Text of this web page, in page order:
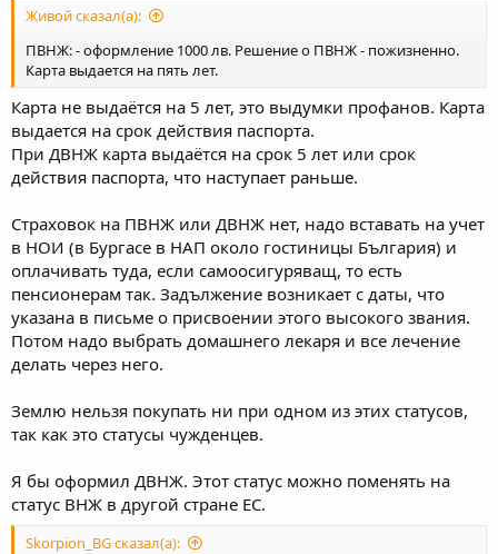
Живой сказал(а):
ПВНЖ: - оформление 1000 лв. Решение о ПВНЖ - пожизненно.
Карта выдается на пять лет.
Карта не выдаётся на 5 лет, это выдумки профанов. Карта
выдается на срок действия паспорта.
При ДВНЖ карта выдаётся на срок 5 лет или срок
действия паспорта, что наступает раньше.
Страховок на ПВНЖ или ДВНЖ нет, надо вставать на учет
в НОИ (в Бургасе в НАП около гостиницы България) и
оплачивать туда, если самоосигуряващ, то есть
пенсионерам так. Задължение возникает с даты, что
указана в письме о присвоении этого высокого звания.
Потом надо выбрать домашнего лекаря и все лечение
делать через него.
Землю нельзя покупать ни при одном из этих статусов,
так как это статусы чужденцев.
Я бы оформил ДВНЖ. Этот статус можно поменять на
статус ВНЖ в другой стране ЕС.
Skorpion_BG сказал(а):